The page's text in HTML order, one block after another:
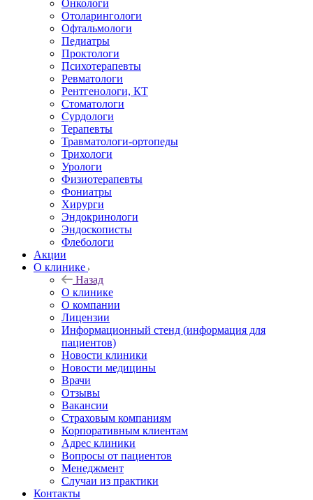
Онкологи
Отоларингологи
Офтальмологи
Педиатры
Проктологи
Психотерапевты
Ревматологи
Рентгенологи, КТ
Стоматологи
Сурдологи
Терапевты
Травматологи-ортопеды
Трихологи
Урологи
Физиотерапевты
Фониатры
Хирурги
Эндокринологи
Эндоскописты
Флебологи
Акции
О клинике
Назад
О клинике
О компании
Лицензии
Информационный стенд (информация для
пациентов)
Новости клиники
Новости медицины
Врачи
Отзывы
Вакансии
Страховым компаниям
Корпоративным клиентам
Адрес клиники
Вопросы от пациентов
Менеджмент
Случаи из практики
Контакты